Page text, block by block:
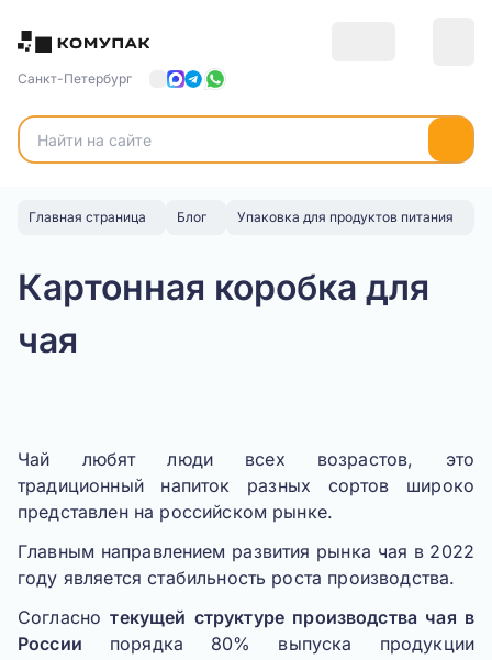
Санкт-Петербург
Главная страница Блог Упаковка для продуктов питания
Картонная коробка для
чая
Чай любят люди всех возрастов, это
традиционный напиток разных сортов широко
представлен на российском рынке.
Главным направлением развития рынка чая в 2022
году является стабильность роста производства.
Согласнотекущей структуре производства чая в
России порядка 80% выпуска продукции